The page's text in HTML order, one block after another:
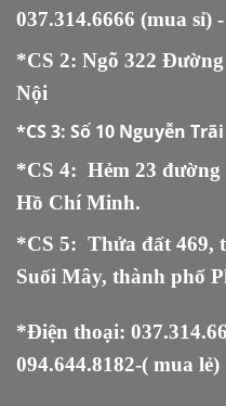
037.314.6666 (mua sỉ) -
*CS 2: Ngõ 322
Nội
*CS 3: Số 10 Nguyễn
*CS 4: Hẻm 23 đường
Hồ Chí Minh.
*CS 5: Thửa đất 469,
Suối Mây, thành phố
*Điện thoại:
094.644.8182-( mua lẻ)